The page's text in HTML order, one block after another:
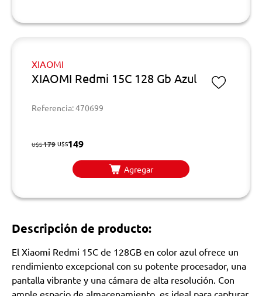
XIAOMI
XIAOMI Redmi 15C 128 Gb Azul
Referencia: 470699
U$S179 U$S149
Agregar
Descripción de producto:
El Xiaomi Redmi 15C de 128GB en color azul ofrece un
rendimiento excepcional con su potente procesador, una
pantalla vibrante y una cámara de alta resolución. Con
ample espacio de almacenamiento, es ideal para capturar